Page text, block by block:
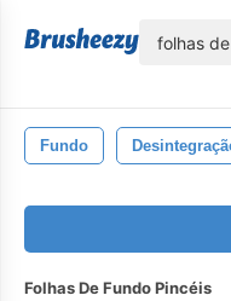
Fundo
Folhas De Fundo Pincéis